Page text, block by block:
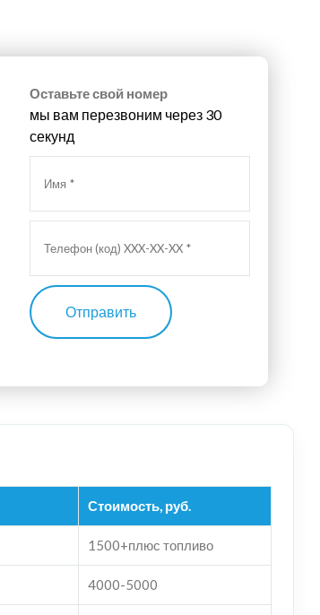
Оставьте свой номер
мы вам перезвоним через 30
секунд
Отправить
Стоимость, руб.
1500+плюс топливо
4000-5000